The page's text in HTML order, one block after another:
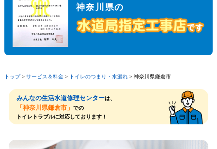
神奈川県の
トップ > サービス＆料⾦ > トイレのつまり・⽔漏れ > 神奈川県鎌倉市
みんなの生活水道修理センターは、
「神奈川県鎌倉市」 での
トイレトラブルに対応しております！